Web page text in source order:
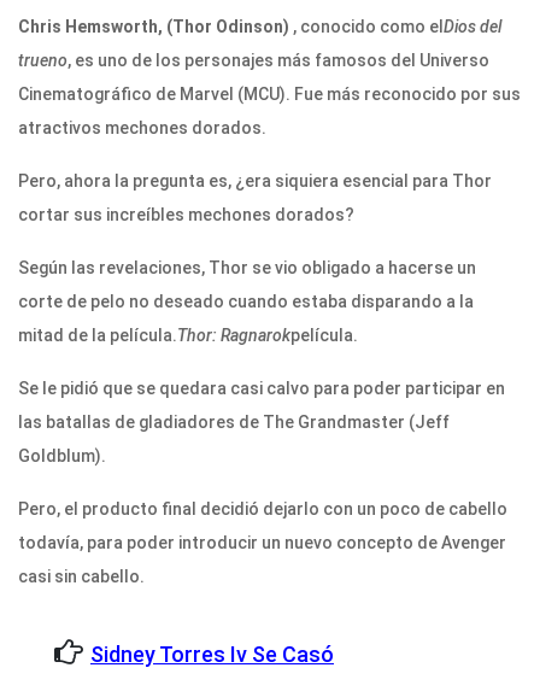
Chris Hemsworth, (Thor Odinson) , conocido como el Dios del
trueno, es uno de los personajes más famosos del Universo
Cinematográfico de Marvel (MCU). Fue más reconocido por sus
atractivos mechones dorados.
Pero, ahora la pregunta es, ¿era siquiera esencial para Thor
cortar sus increíbles mechones dorados?
Según las revelaciones, Thor se vio obligado a hacerse un
corte de pelo no deseado cuando estaba disparando a la
mitad de la película.Thor: Ragnarokpelícula.
Se le pidió que se quedara casi calvo para poder participar en
las batallas de gladiadores de The Grandmaster (Jeff
Goldblum).
Pero, el producto final decidió dejarlo con un poco de cabello
todavía, para poder introducir un nuevo concepto de Avenger
casi sin cabello.
Sidney Torres Iv Se Casó